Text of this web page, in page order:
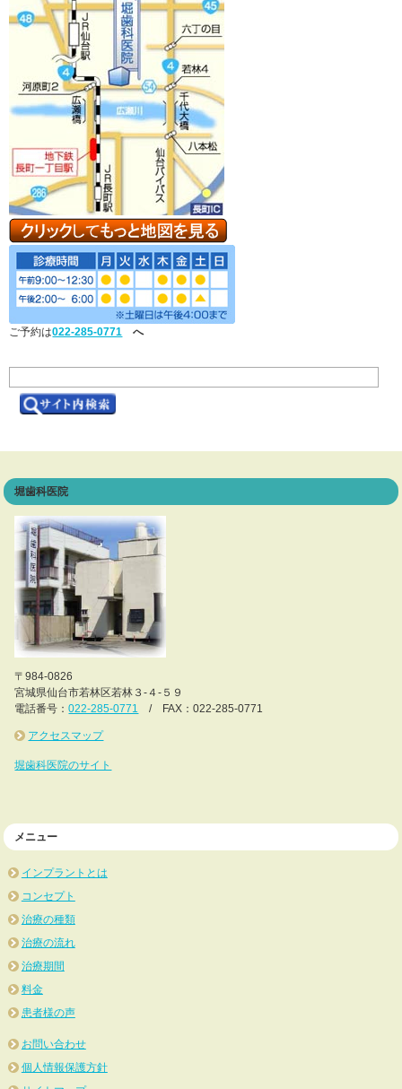
ご予約は022-285-0771 へ
堀歯科医院
〒984-0826
宮城県仙台市若林区若林３-４-５９
電話番号：022-285-0771 / FAX：022-285-0771
アクセスマップ
堀歯科医院のサイト
メニュー
インプラントとは
コンセプト
治療の種類
治療の流れ
治療期間
料金
患者様の声
お問い合わせ
個人情報保護方針